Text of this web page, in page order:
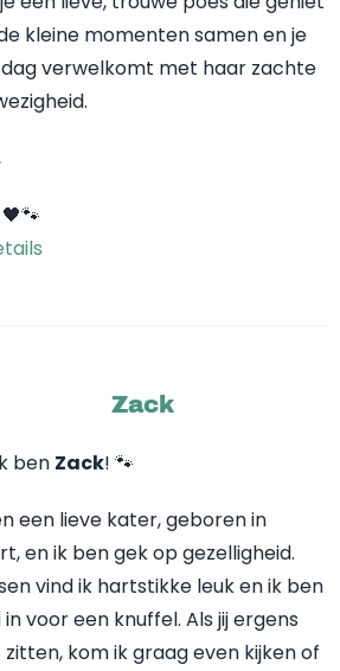
kleine momenten samen en je
verwelkomt met haar zachte
🖤🐾
Zack
ben Zack! 🐾
een lieve kater, geboren in
en ik ben gek op gezelligheid.
vind ik hartstikke leuk en ik ben
voor een knuffel. Als jij ergens
kom ik graag even kijken of